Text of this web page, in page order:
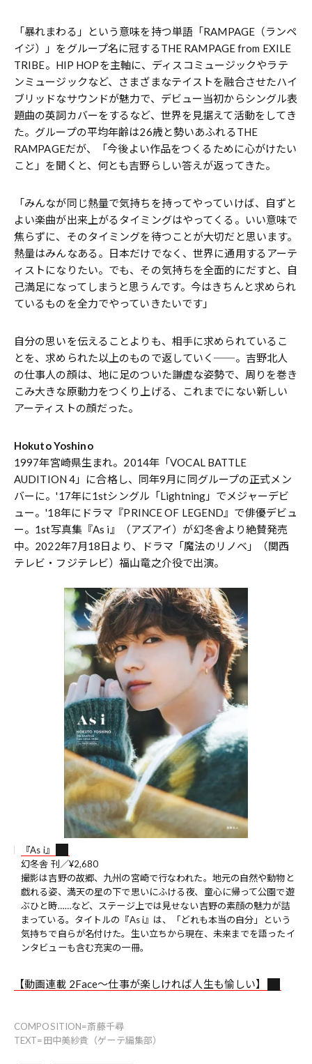
「暴れまわる」という意味を持つ単語「RAMPAGE（ランペ
イジ）」をグループ名に冠するTHE RAMPAGE from EXILE
TRIBE。HIP HOPを主軸に、ディスコミュージックやラテ
ンミュージックなど、さまざまなテイストを融合させたハイ
ブリッドなサウンドが魅力で、デビュー当初からシングル表
題曲の英詞カバーをするなど、世界を見据えて活動をしてき
た。グループの平均年齢は26歳と勢いあふれるTHE
RAMPAGEだが、「今後よい作品をつくるために心がけたい
こと」を聞くと、何とも吉野らしい答えが返ってきた。
「みんなが同じ熱量で気持ちを持ってやっていけば、自ずと
よい楽曲が出来上がるタイミングはやってくる。いい意味で
焦らずに、そのタイミングを待つことが大切だと思います。
熱量はみんなある。日本だけでなく、世界に通用するアーテ
ィストになりたい。でも、その気持ちを全面的にだすと、自
己満足になってしまうと思うんです。今はきちんと求められ
ているものを全力でやっていきたいです」
自分の思いを伝えることよりも、相手に求められているこ
とを、求められた以上のもので返していく──。吉野北人
の仕事人の顔は、地に足のついた謙虚な姿勢で、周りを巻き
こみ大きな原動力をつくり上げる、これまでにない新しい
アーティストの顔だった。
Hokuto Yoshino
1997年宮崎県生まれ。2014年「VOCAL BATTLE
AUDITION 4」に合格し、同年9月に同グループの正式メン
バーに。'17年に1stシングル「Lightning」でメジャーデビ
ュー。'18年にドラマ『PRINCE OF LEGEND』で俳優デビュ
ー。1st写真集『As i』（アズアイ）が幻冬舎より絶賛発売
中。2022年7月18日より、ドラマ「魔法のリノベ」（関西
テレビ・フジテレビ）福山竜之介役で出演。
『As i』
幻冬舎 刊／¥2,680
撮影は吉野の故郷、九州の宮崎で行なわれた。地元の自然や動物と
戯れる姿、満天の星の下で思いにふける夜、童心に帰って公園で遊
ぶひと時……など、ステージ上では見せない吉野の素顔の魅力が詰
まっている。タイトルの『As i』は、「どれも本当の自分」という
気持ちで自らが名付けた。生い立ちから現在、未来までを語ったイ
ンタビューも含む充実の一冊。
【動画連載 2Face〜仕事が楽しければ人生も愉しい】
COMPOSITION=斎藤千尋
TEXT=田中美紗貴（ゲーテ編集部）